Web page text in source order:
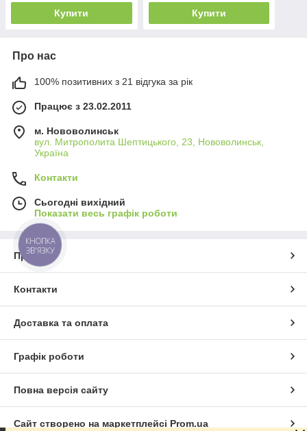
Купити Купити
Про нас
100% позитивних з 21 відгука за рік
Працює з 23.02.2011
м. Нововолинськ
вул. Митрополита Шептицького, 23, Нововолинськ,
Україна
Контакти
Сьогодні вихідний
Показати весь графік роботи
Про нас
Контакти
Доставка та оплата
Графік роботи
Повна версія сайту
Сайт створено на маркетплейсі Prom.ua
КНОПКА
ЗВ'ЯЗКУ